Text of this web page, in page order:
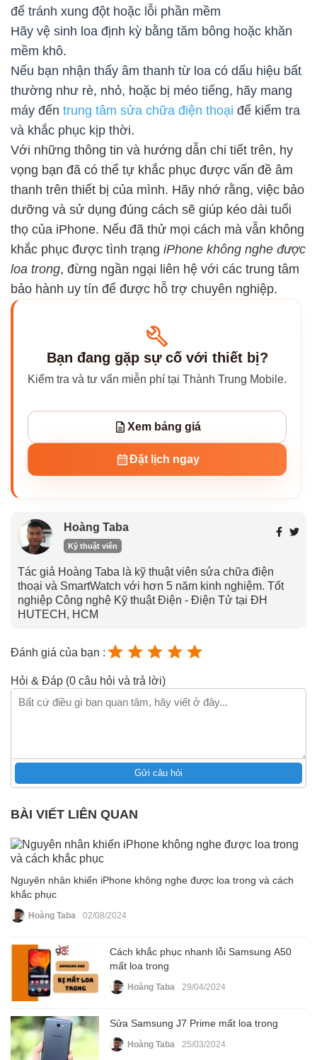
để tránh xung đột hoặc lỗi phần mềm
Hãy vệ sinh loa định kỳ bằng tăm bông hoặc khăn
mềm khô.
Nếu bạn nhận thấy âm thanh từ loa có dấu hiệu bất
thường như rè, nhỏ, hoặc bị méo tiếng, hãy mang
máy đến trung tâm sửa chữa điện thoại để kiểm tra
và khắc phục kịp thời.
Với những thông tin và hướng dẫn chi tiết trên, hy
vọng bạn đã có thể tự khắc phục được vấn đề âm
thanh trên thiết bị của mình. Hãy nhớ rằng, việc bảo
dưỡng và sử dụng đúng cách sẽ giúp kéo dài tuổi
thọ của iPhone. Nếu đã thử mọi cách mà vẫn không
khắc phục được tình trạng iPhone không nghe được
loa trong, đừng ngần ngại liên hệ với các trung tâm
bảo hành uy tín để được hỗ trợ chuyên nghiệp.
Bạn đang gặp sự cố với thiết bị?
Kiểm tra và tư vấn miễn phí tại Thành Trung Mobile.
Xem bảng giá
Đặt lịch ngay
Hoàng Taba
Kỹ thuật viên
Tác giả Hoàng Taba là kỹ thuật viên sửa chữa điện
thoại và SmartWatch với hơn 5 năm kinh nghiệm. Tốt
nghiệp Công nghệ Kỹ thuật Điện - Điện Tử tại ĐH
HUTECH, HCM
Đánh giá của bạn :
Hỏi & Đáp (0 câu hỏi và trả lời)
Gửi câu hỏi
BÀI VIẾT LIÊN QUAN
Nguyên nhân khiến iPhone không nghe được loa trong và cách
khắc phục
Hoàng Taba 02/08/2024
Cách khắc phục nhanh lỗi Samsung A50
mất loa trong
Hoàng Taba 29/04/2024
Sửa Samsung J7 Prime mất loa trong
Hoàng Taba 25/03/2024